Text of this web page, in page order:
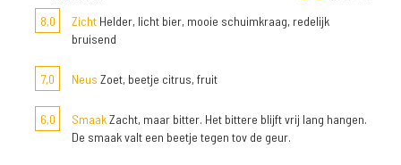
8,0
Zicht Helder, licht bier, mooie schuimkraag, redelijk
bruisend
7,0 Neus Zoet, beetje citrus, fruit
6,0 SmaakZacht, maar bitter. Het bittere blijft vrij lang hangen.
De smaak valt een beetje tegen tov de geur.